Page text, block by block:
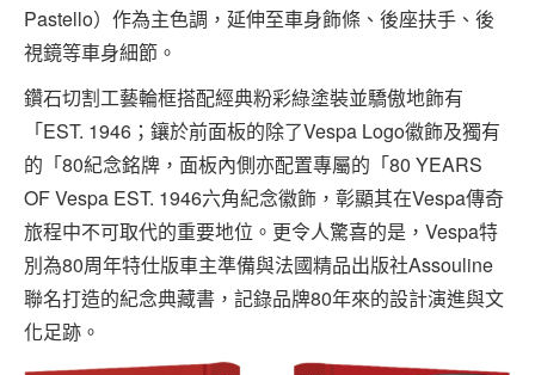
Pastello）作為主色調，延伸至車身飾條、後座扶手、後
視鏡等車身細節。
鑽石切割工藝輪框搭配經典粉彩綠塗裝並驕傲地飾有
「EST. 1946；鑲於前面板的除了Vespa Logo徽飾及獨有
的「80紀念銘牌，面板內側亦配置專屬的「80 YEARS
OF Vespa EST. 1946六角紀念徽飾，彰顯其在Vespa傳奇
旅程中不可取代的重要地位。更令人驚喜的是，Vespa特
別為80周年特仕版車主準備與法國精品出版社Assouline
聯名打造的紀念典藏書，記錄品牌80年來的設計演進與文
化足跡。